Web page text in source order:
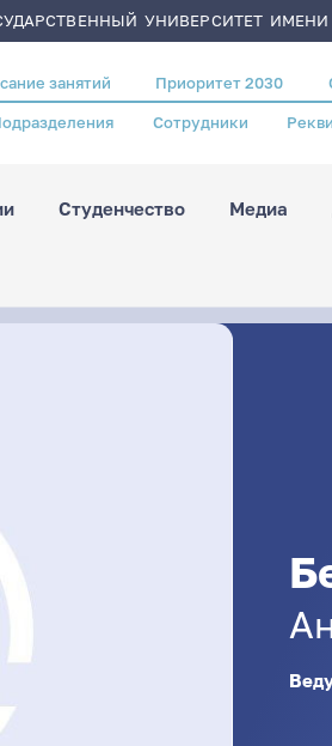
УНИВЕРСИТЕТ
занятий Приоритет 2030
Сотрудники
Студенчество Медиа